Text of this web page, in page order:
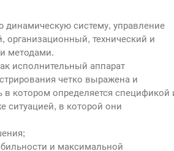
систему, управление
технический и
методами.
исполнительный аппарат
четко выражена и
котором определяется спецификой
в которой они
и максимальной